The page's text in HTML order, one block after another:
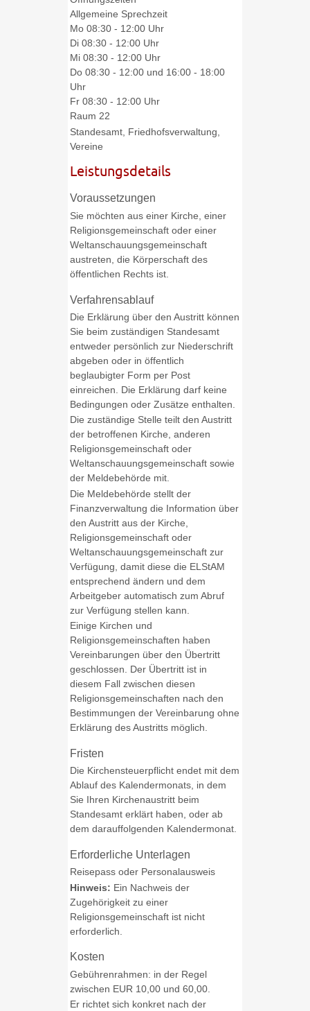
Allgemeine Sprechzeit
Mo 08:30 - 12:00 Uhr
Di 08:30 - 12:00 Uhr
Mi 08:30 - 12:00 Uhr
Do 08:30 - 12:00 und 16:00 - 18:00
Uhr
Fr 08:30 - 12:00 Uhr
Raum 22
Standesamt, Friedhofsverwaltung,
Vereine
Leistungsdetails
Voraussetzungen
Sie möchten aus einer Kirche, einer
Religionsgemeinschaft oder einer
Weltanschauungsgemeinschaft
austreten, die Körperschaft des
öffentlichen Rechts ist.
Verfahrensablauf
Die Erklärung über den Austritt können
Sie beim zuständigen Standesamt
entweder persönlich zur Niederschrift
abgeben oder in öffentlich
beglaubigter Form per Post
einreichen. Die Erklärung darf keine
Bedingungen oder Zusätze enthalten.
Die zuständige Stelle teilt den Austritt
der betroffenen Kirche, anderen
Religionsgemeinschaft oder
Weltanschauungsgemeinschaft sowie
der Meldebehörde mit.
Die Meldebehörde stellt der
Finanzverwaltung die Information über
den Austritt aus der Kirche,
Religionsgemeinschaft oder
Weltanschauungsgemeinschaft zur
Verfügung, damit diese die ELStAM
entsprechend ändern und dem
Arbeitgeber automatisch zum Abruf
zur Verfügung stellen kann.
Einige Kirchen und
Religionsgemeinschaften haben
Vereinbarungen über den Übertritt
geschlossen. Der Übertritt ist in
diesem Fall zwischen diesen
Religionsgemeinschaften nach den
Bestimmungen der Vereinbarung ohne
Erklärung des Austritts möglich.
Fristen
Die Kirchensteuerpflicht endet mit dem
Ablauf des Kalendermonats, in dem
Sie Ihren Kirchenaustritt beim
Standesamt erklärt haben, oder ab
dem darauffolgenden Kalendermonat.
Erforderliche Unterlagen
Reisepass oder Personalausweis
Hinweis: Ein Nachweis der
Zugehörigkeit zu einer
Religionsgemeinschaft ist nicht
erforderlich.
Kosten
Gebührenrahmen: in der Regel
zwischen EUR 10,00 und 60,00.
Er richtet sich konkret nach der